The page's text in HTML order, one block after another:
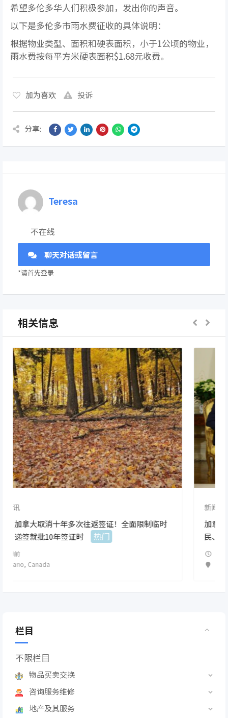
希望多伦多华人们积极参加，发出你的声音。
以下是多伦多市雨水费征收的具体说明：
根据物业类型、面积和硬表面积，小于1公顷的物业，
雨水费按每平方米硬表面积$1.68元收费。
加为喜欢 投诉
分享:
Teresa
不在线
聊天对话或留言
*请首先登录
相关信息
制临时
加拿大要遭殃了！特朗普胜选后，美国大批非法
民、毒贩或涌入加拿大，关税暴
栏目
不限栏目
物品买卖交换
咨询服务维修
地产及其服务